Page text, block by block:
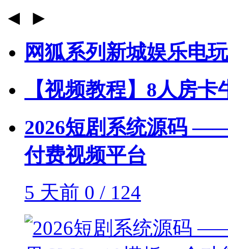
◄ ►
网狐系列新城娱乐电
【视频教程】8人房
2026短剧系统源码
付费视频平台
5 天前 0 / 124